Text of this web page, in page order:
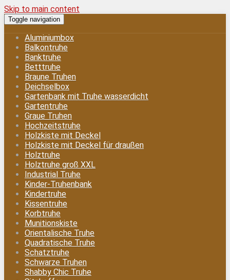
Skip to main content
Toggle navigation
Aluminiumbox
Balkontruhe
Banktruhe
Betttruhe
Braune Truhen
Deichselbox
Gartenbank mit Truhe wasserdicht
Gartentruhe
Graue Truhen
Hochzeitstruhe
Holzkiste mit Deckel
Holzkiste mit Deckel für draußen
Holztruhe
Holztruhe groß XXL
Industrial Truhe
Kinder-Truhenbank
Kindertruhe
Kissentruhe
Korbtruhe
Munitionskiste
Orientalische Truhe
Quadratische Truhe
Schatztruhe
Schwarze Truhen
Shabby Chic Truhe